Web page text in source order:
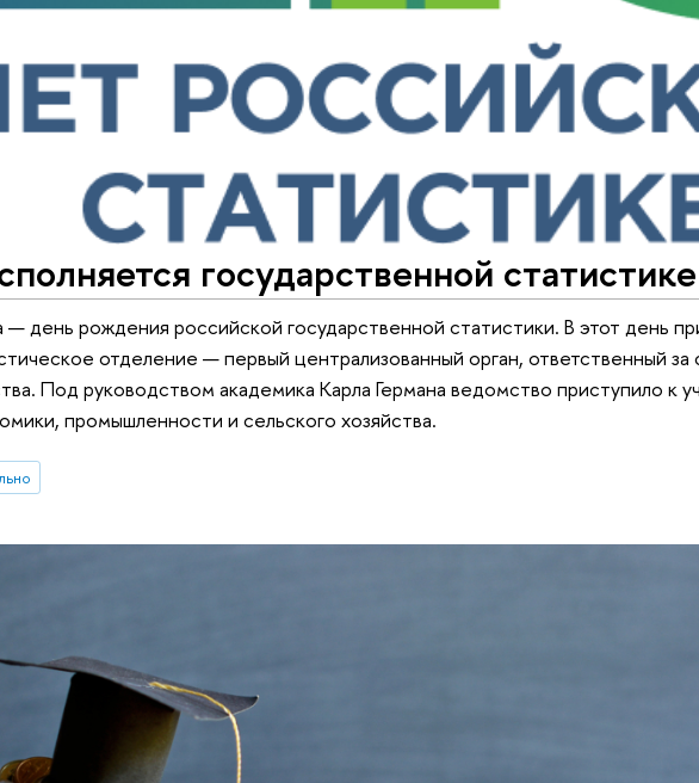
государственной
день рождения российской государственной статистики. В этот день
отделение — первый централизованный орган, ответственный за
Под руководством академика Карла Германа ведомство приступило к
промышленности и сельского хозяйства.